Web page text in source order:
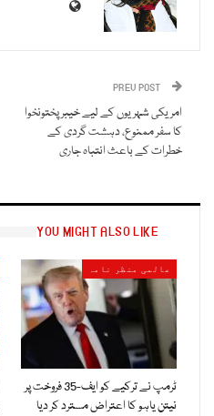
امریکی شہریوں کے لیے خیبرپختونخوا
کا سفر ممنوع، دہشت گردی کے
خطرات کے باعث انتباہ جاری
YOU MIGHT ALSO LIKE
عالمی منظر نامہ
ٹرمپ نے ترکیے کو ایف-35 فروخت پر
نیتن یاہو کا اعتراض مسترد کر دیا